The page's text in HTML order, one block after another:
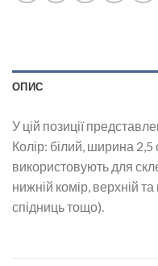
ОПИС
У цій позиції
Колір: білий, ширина
використовують для
нижній комір, верхній
спідниць тощо).